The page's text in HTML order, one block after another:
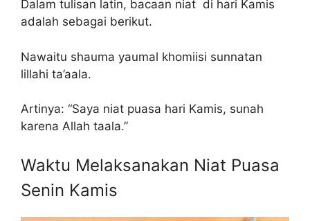
Dalam tulisan latin, bacaan niat di hari Kamis
adalah sebagai berikut.
Nawaitu shauma yaumal khomiisi sunnatan
lillahi ta’aala.
Artinya: “Saya niat puasa hari Kamis, sunah
karena Allah taala.”
Waktu Melaksanakan Niat Puasa
Senin Kamis